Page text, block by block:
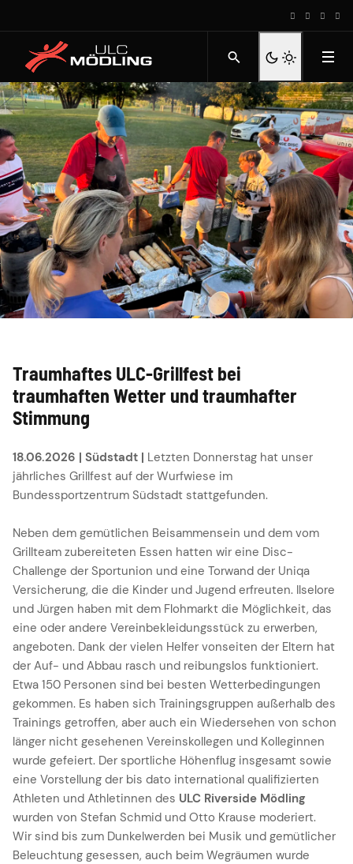
Traumhaftes ULC-Grillfest bei
traumhaften Wetter und traumhafter
Stimmung
18.06.2026 | Südstadt | Letzten Donnerstag hat unser
jährliches Grillfest auf der Wurfwiese im
Bundessportzentrum Südstadt stattgefunden.
Neben dem gemütlichen Beisammensein und dem vom
Grillteam zubereiteten Essen hatten wir eine Disc-
Challenge der Sportunion und eine Torwand der Uniqa
Versicherung, die die Kinder und Jugend erfreuten. Ilselore
und Jürgen haben mit dem Flohmarkt die Möglichkeit, das
eine oder andere Vereinbekleidungsstück zu erwerben,
angeboten. Dank der vielen Helfer vonseiten der Eltern hat
der Auf- und Abbau rasch und reibungslos funktioniert.
Etwa 150 Personen sind bei besten Wetterbedingungen
gekommen. Es haben sich Trainingsgruppen außerhalb des
Trainings getroffen, aber auch ein Wiedersehen von schon
länger nicht gesehenen Vereinskollegen und Kolleginnen
wurde gefeiert. Der sportliche Höhenflug insgesamt sowie
eine Vorstellung der bis dato international qualifizierten
Athleten und Athletinnen des ULC Riverside Mödling
wurden von Stefan Schmid und Otto Krause moderiert.
Wir sind bis zum Dunkelwerden bei Musik und gemütlicher
Beleuchtung gesessen, auch beim Wegräumen wurde